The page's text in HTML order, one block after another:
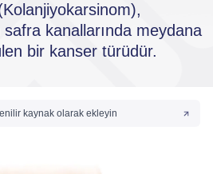
safra kanallarında meydana
bir kanser türüdür.
kaynak olarak ekleyin